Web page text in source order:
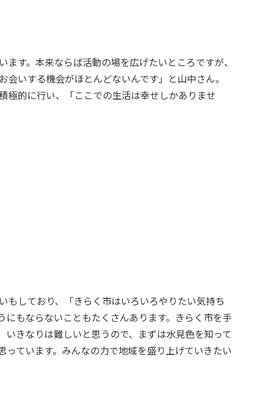
いする機会がほとんどないんです」と山中さん。
極的に行い、「ここでの生活は幸せしかありませ
もならないこともたくさんあります。きらく市を手
きなりは難しいと思うので、まずは水見色を知って
ています。みんなの力で地域を盛り上げていきたい